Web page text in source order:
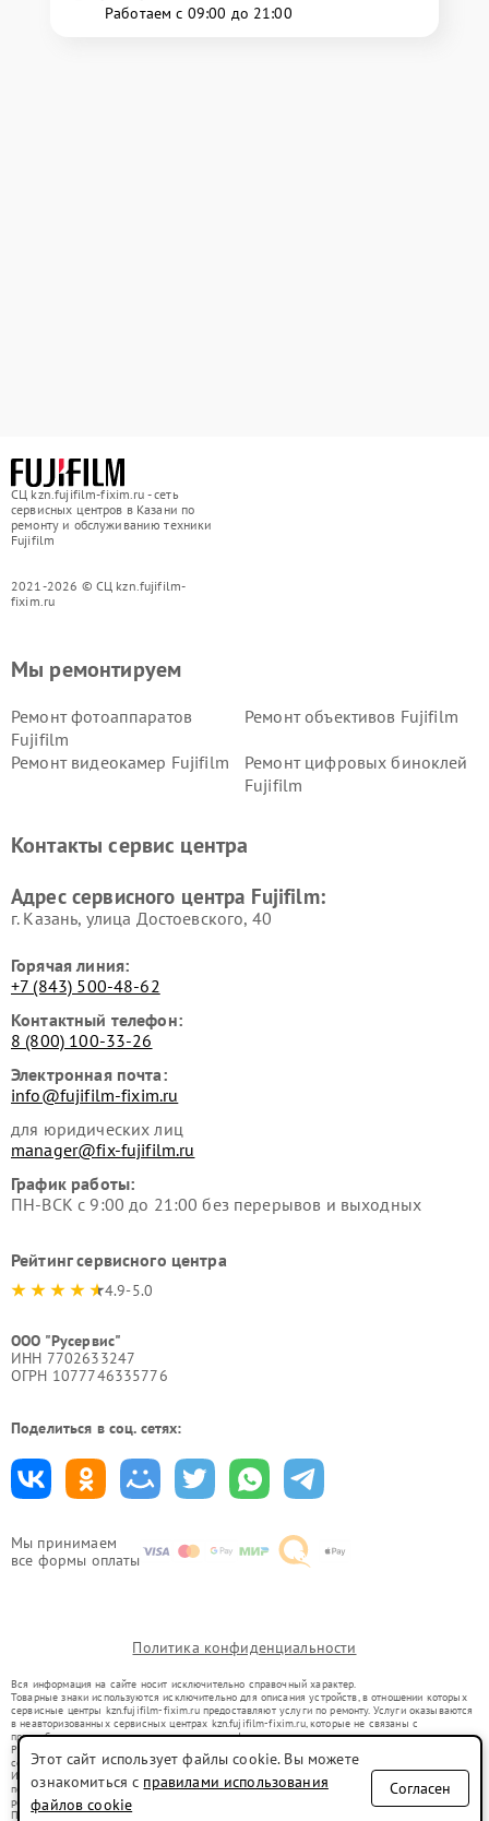
Работаем с 09:00 до 21:00
СЦ kzn.fujifilm-fixim.ru - сеть
сервисных центров в Казани по
ремонту и обслуживанию техники
Fujifilm
2021-2026 © СЦ kzn.fujifilm-
fixim.ru
Мы принимаем
все формы оплаты
Мы ремонтируем
Ремонт фотоаппаратов
Fujifilm
Ремонт объективов Fujifilm
Ремонт видеокамер Fujifilm
Ремонт цифровых биноклей
Fujifilm
Контакты сервис центра
Адрес сервисного центра Fujifilm:
г. Казань, улица Достоевского, 40
Горячая линия:
+7 (843) 500-48-62
Контактный телефон:
8 (800) 100-33-26
Электронная почта:
info@fujifilm-fixim.ru
для юридических лиц
manager@fix-fujifilm.ru
График работы:
ПН-ВСК с 9:00 до 21:00 без перерывов и выходных
Рейтинг сервисного центра
4.9-5.0
ООО "Русервис"
ИНН 7702633247
ОГРН 1077746335776
Поделиться в соц. сетях:
Политика конфиденциальности
Вся информация на сайте носит исключительно справочный характер.
Товарные знаки используются исключительно для описания устройств, в отношении которых
сервисные центры kzn.fujifilm-fixim.ru предоставляют услуги по ремонту. Услуги оказываются
в неавторизованных сервисных центрах kzn.fujifilm-fixim.ru, которые не связаны с
правообладателями товарных знаков или их официальными представителями.
Ремонт осуществляется для устройств, уже введенных в гражданский оборот в соответствии
со статьей 1487 ГК РФ.
Использование товарных знаков не преследует цели индивидуализации услуг или введения
потребителей в заблуждение, а служит для информирования о предоставляемых услугах по
ремонту техники указанных брендов.
Представленная на сайте информация не является публичной офертой, определяемой
Этот сайт использует файлы cookie. Вы можете
ознакомиться с правилами использования
файлов cookie
Согласен